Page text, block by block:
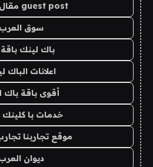
guest post مقال ضيف
سوق العرب
باك لينك باقة 20
اعلانات الباك
أقوى باقة باك
خدمات با كلينك 2026
موقع تجاربنا
ديوان